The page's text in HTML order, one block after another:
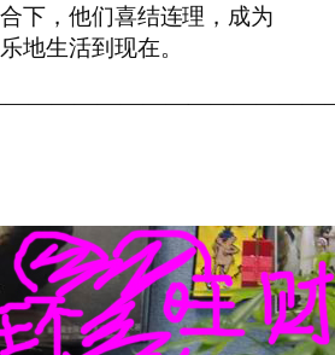
下，他们喜结连理，成为
地生活到现在。